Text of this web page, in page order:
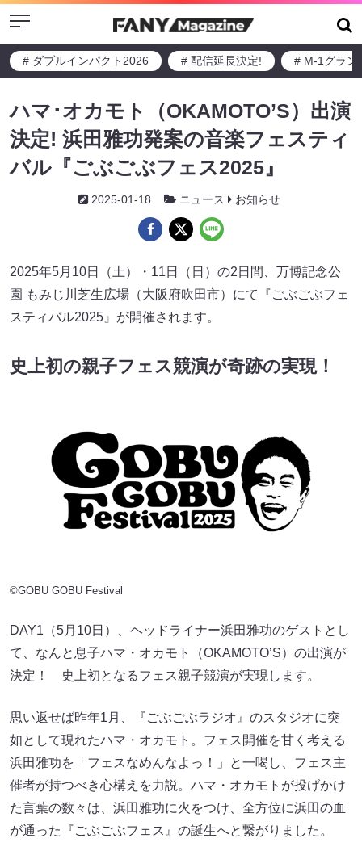
Menu
# ダブルインパクト2026 # 配信延長決定! # M-1グラン
ハマ･オカモト（OKAMOTO’S）出演
決定! 浜田雅功発案の音楽フェスティ
バル『ごぶごぶフェス2025』
2025-01-18 ニュース お知らせ
2025年5月10日（土）・11日（日）の2日間、万博記念公
園 もみじ川芝生広場（大阪府吹田市）にて『ごぶごぶフェ
スティバル2025』が開催されます。
史上初の親子フェス競演が奇跡の実現！
©GOBU GOBU Festival
DAY1（5月10日）、ヘッドライナー浜田雅功のゲストとし
て、なんと息子ハマ・オカモト（OKAMOTO’S）の出演が
決定！ 史上初となるフェス親子競演が実現します。
思い返せば昨年1月、『ごぶごぶラジオ』のスタジオに突
如として現れたハマ・オカモト。フェス開催を甘く考える
浜田雅功を「フェスなめんなよっ！」と一喝し、フェス主
催者が持つべき心構えを力説。ハマ・オカモトが投げかけ
た言葉の数々は、浜田雅功に火をつけ、全方位に浜田の血
が通った『ごぶごぶフェス』の誕生へと繋がりました。